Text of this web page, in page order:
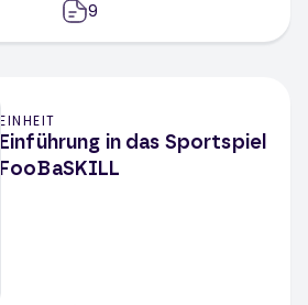
9
EINHEIT
Einführung in das Sportspiel
FooBaSKILL